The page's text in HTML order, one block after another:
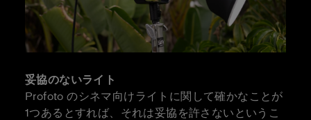
妥協のないライト
Profoto のシネマ向けライトに関して確かなことが
1つあるとすれば、それは妥協を許さないというこ